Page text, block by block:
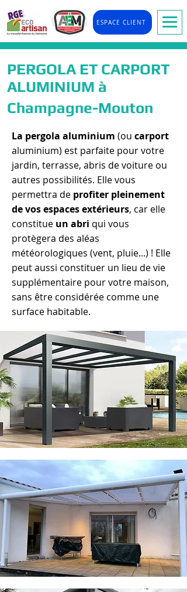
ESPACE CLIENT
PERGOLA ET CARPORT
ALUMINIUM à
Champagne-Mouton
La pergola aluminium (ou carport
aluminium) est parfaite pour votre
jardin, terrasse, abris de voiture ou
autres possibilités. Elle vous
permettra de profiter pleinement
de vos espaces extérieurs, car elle
constitue un abri qui vous
protègera des aléas
météorologiques (vent, pluie...) ! Elle
peut aussi constituer un lieu de vie
supplémentaire pour votre maison,
sans être considérée comme une
surface habitable.